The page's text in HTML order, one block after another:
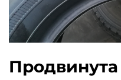
Продвинута